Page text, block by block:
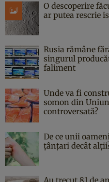
O descoperire
ar putea rescrie
Rusia rămâne
singurul
faliment
Unde va fi
somon din
controversată?
De ce unii
țânțari decât
Au trecut 81 de